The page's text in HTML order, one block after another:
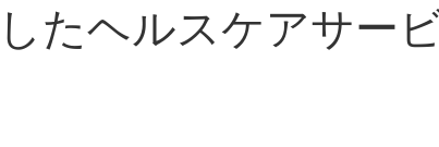
たヘルスケアサー